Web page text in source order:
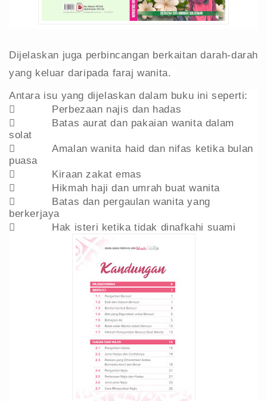
Dijelaskan juga perbincangan berkaitan darah-darah
yang keluar daripada faraj wanita.
Antara isu yang dijelaskan dalam buku ini seperti:

Perbezaan najis dan hadas

Batas aurat dan pakaian wanita dalam
solat

Amalan wanita haid dan nifas ketika bulan
puasa

Kiraan zakat emas

Hikmah haji dan umrah buat wanita

Batas dan pergaulan wanita yang
berkerjaya

Hak isteri ketika tidak dinafkahi suami